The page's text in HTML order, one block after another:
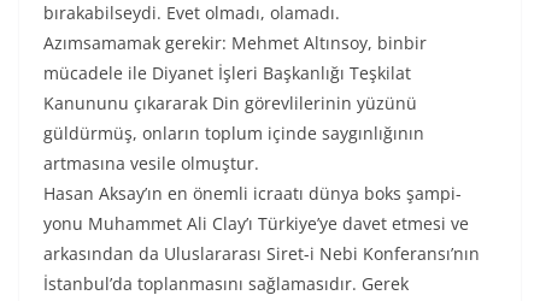
bırakabilseydi. Evet olmadı, olamadı.
Azımsamamak gerekir: Mehmet Altınsoy, binbir
mücadele ile Diyanet İşleri Başkanlığı Teşkilat
Kanununu çıkararak Din görevlilerinin yüzünü
güldürmüş, onların toplum içinde saygınlığının
artmasına vesile olmuştur.
Hasan Aksay’ın en önemli icraatı dünya boks şampi-
yonu Muhammet Ali Clay’ı Türkiye’ye davet etmesi ve
arkasından da Uluslararası Siret-i Nebi Konferansı’nın
İstanbul’da toplanmasını sağlamasıdır. Gerek